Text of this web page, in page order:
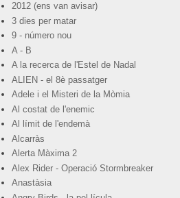
2012 (ens van avisar)
3 dies per matar
9 - número nou
A - B
A la recerca de l'Estel de Nadal
ALIEN - el 8è passatger
Adele i el Misteri de la Mòmia
Al costat de l'enemic
Al límit de l'endemà
Alcarràs
Alerta Màxima 2
Alex Rider - Operació Stormbreaker
Anastàsia